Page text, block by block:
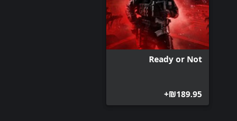
Ready or Not
‪₪‎189.95‬+